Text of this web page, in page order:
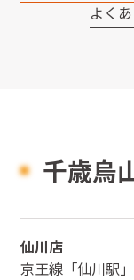
よく
千歳烏
仙川店
京王線「仙川駅 」